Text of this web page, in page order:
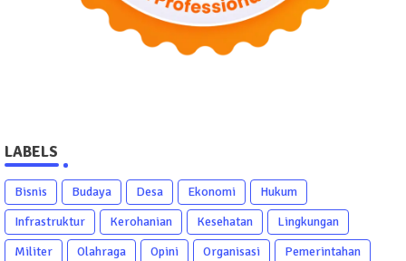
LABELS
Bisnis Budaya Desa Ekonomi
Hukum
Infrastruktur
Kerohanian Kesehatan
Lingkungan
Militer
Olahraga Opini Organisasi Pemerintahan